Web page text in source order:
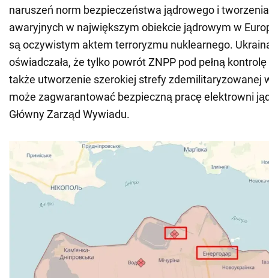
naruszeń norm bezpieczeństwa jądrowego i
awaryjnych w największym obiekcie jądrowym w
są oczywistym aktem terroryzmu nuklearnego.
oświadczała, że tylko powrót ZNPP pod pełną
także utworzenie szerokiej strefy zdemilitaryzowanej
może zagwarantować bezpieczną pracę elektrowni
Główny Zarząd Wywiadu.